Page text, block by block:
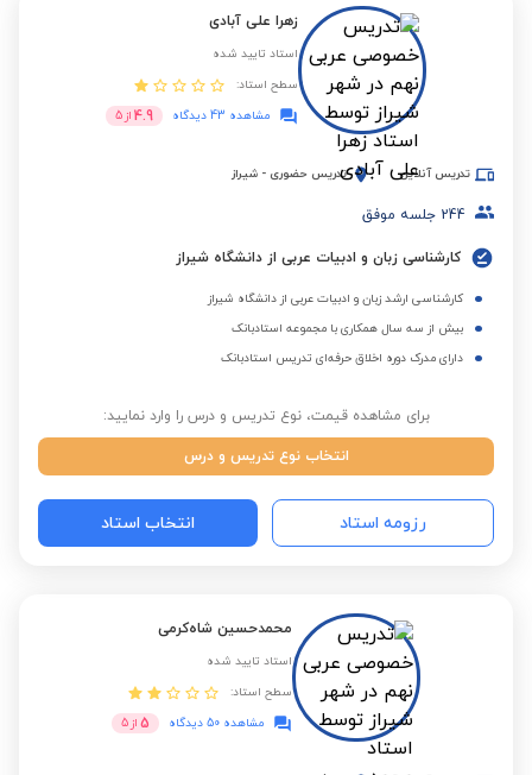
زهرا علی آبادی
استاد تایید شده
سطح استاد:
مشاهده 43 دیدگاه
4.9 از 5
تدریس آنلاین تدریس حضوری - شیراز
244 جلسه موفق
کارشناسی زبان و ادبیات عربی از دانشگاه شیراز
کارشناسی ارشد زبان و ادبیات عربی از دانشگاه شیراز
بیش از سه سال همکاری با مجموعه استادبانک
دارای مدرک دوره اخلاق حرفه‌ای تدریس استادبانک
برای مشاهده قیمت، نوع تدریس و درس را وارد نمایید:
انتخاب نوع تدریس و درس
رزومه استاد انتخاب استاد
محمدحسین شاه‌کرمی
استاد تایید شده
سطح استاد:
مشاهده 50 دیدگاه
5 از 5